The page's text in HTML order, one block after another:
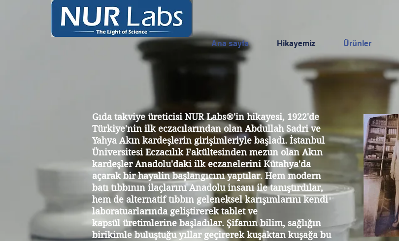
Ana sayfa Hikayemiz Ürünler
Gıda takviye üreticisi NUR Labs®'in hikayesi, 1922'de
Türkiye'nin ilk eczacılarından olan Abdullah Sadri ve
Yahya Akın kardeşlerin girişimleriyle başladı. İstanbul
Üniversitesi Eczacılık Fakültesinden mezun olan Akın
kardeşler Anadolu'daki ilk eczanelerini Kütahya'da
açarak bir hayalin başlangıcını yaptılar. Hem modern
batı tıbbının ilaçlarını Anadolu insanı ile tanıştırdılar,
hem de alternatif tıbbın geleneksel karışımlarını kendi
laboratuarlarında geliştirerek tablet ve
kapsül üretimlerine başladılar. Şifanın bilim, sağlığın
birikimle buluştuğu yıllar geçirerek kuşaktan kuşağa bu